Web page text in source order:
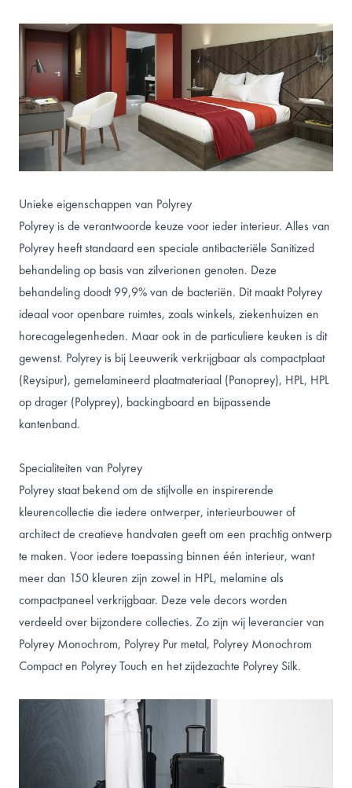
Unieke eigenschappen van Polyrey
Polyrey is de verantwoorde keuze voor ieder interieur. Alles van
Polyrey heeft standaard een speciale antibacteriële Sanitized
behandeling op basis van zilverionen genoten. Deze
behandeling doodt 99,9% van de bacteriën. Dit maakt Polyrey
ideaal voor openbare ruimtes, zoals winkels, ziekenhuizen en
horecagelegenheden. Maar ook in de particuliere keuken is dit
gewenst. Polyrey is bij Leeuwerik verkrijgbaar als compactplaat
(Reysipur), gemelamineerd plaatmateriaal (Panoprey), HPL, HPL
op drager (Polyprey), backingboarden bijpassende
kantenband.
Specialiteiten van Polyrey
Polyrey staat bekend om de stijlvolle en inspirerende
kleurencollectie die iedere ontwerper, interieurbouwer of
architect de creatieve handvaten geeft om een prachtig ontwerp
te maken. Voor iedere toepassing binnen één interieur, want
meer dan 150 kleuren zijn zowel in HPL, melamine als
compactpaneel verkrijgbaar. Deze vele decors worden
verdeeld over bijzondere collecties. Zo zijn wij leverancier van
Polyrey Monochrom, Polyrey Pur metal, Polyrey Monochrom
Compacten Polyrey Touch en het zijdezachte Polyrey Silk.